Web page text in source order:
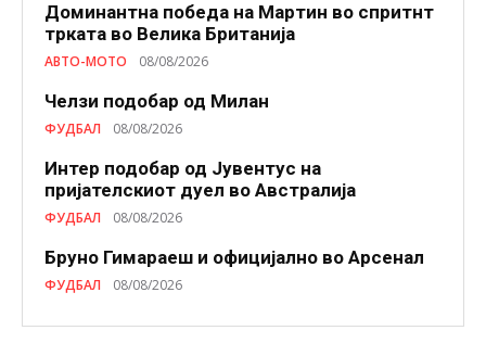
Доминантна победа на Мартин во спритнт
трката во Велика Британија
АВТО-МОТО 08/08/2026
Челзи подобaр од Милан
ФУДБАЛ 08/08/2026
Интер подобар од Јувентус на
пријателскиот дуел во Австралија
ФУДБАЛ 08/08/2026
Бруно Гимараеш и официјално во Арсенал
ФУДБАЛ 08/08/2026